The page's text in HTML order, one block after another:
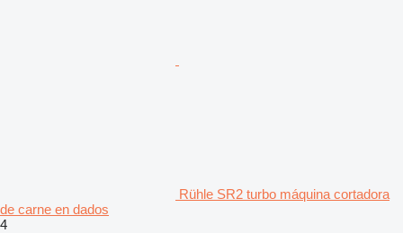
Rühle SR2 turbo máquina cortadora
de carne en dados
4